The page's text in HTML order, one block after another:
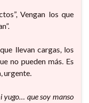
Vengan los que
llevan cargas, los
no pueden más. Es
urgente.
yugo… que soy manso